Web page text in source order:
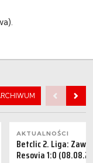
AKTUALNOŚCI
Betclic 2. Liga:
Resovia 1:0